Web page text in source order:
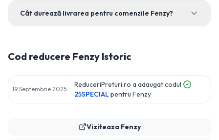
Viziteaza Fenzy
Cât durează livrarea pentru comenzile Fenzy?
Cod reducere Fenzy Istoric
19 Septembrie 2025
ReduceriPreturi.ro a adaugat codul
25SPECIAL pentru Fenzy